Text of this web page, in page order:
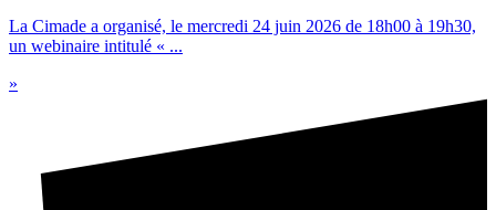
La Cimade a organisé, le mercredi 24 juin 2026 de 18h00 à 19h30,
un webinaire intitulé « ...
»